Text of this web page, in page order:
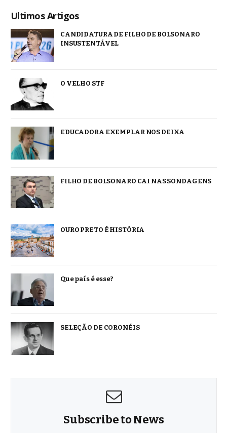
Ultimos Artigos
CANDIDATURA DE FILHO DE BOLSONARO
INSUSTENTÁVEL
O VELHO STF
EDUCADORA EXEMPLAR NOS DEIXA
FILHO DE BOLSONARO CAI NAS SONDAGENS
OURO PRETO É HISTÓRIA
Que país é esse?
SELEÇÃO DE CORONÉIS
Subscribe to News